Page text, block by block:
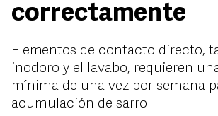
correctamente
Elementos de contacto directo,
inodoro y el lavabo, requieren
mínima de una vez por semana
acumulación de sarro